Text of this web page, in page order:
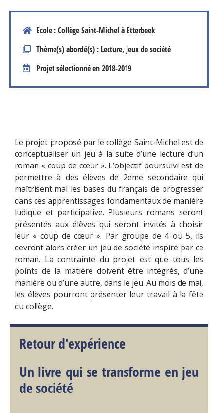
Ecole : Collège Saint-Michel à Etterbeek
Thème(s) abordé(s) : Lecture, Jeux de société
Projet sélectionné en2018-2019
Le projet proposé par le collège Saint-Michel est de
conceptualiser un jeu à la suite d’une lecture d’un
roman « coup de cœur ». L’objectif poursuivi est de
permettre à des élèves de 2eme secondaire qui
maîtrisent mal les bases du français de progresser
dans ces apprentissages fondamentaux de manière
ludique et participative. Plusieurs romans seront
présentés aux élèves qui seront invités à choisir
leur « coup de cœur ». Par groupe de 4 ou 5, ils
devront alors créer un jeu de société inspiré par ce
roman. La contrainte du projet est que tous les
points de la matière doivent être intégrés, d’une
manière ou d’une autre, dans le jeu. Au mois de mai,
les élèves pourront présenter leur travail à la fête
du collège.
Retour d'expérience
Un livre qui se transforme en jeu
de société